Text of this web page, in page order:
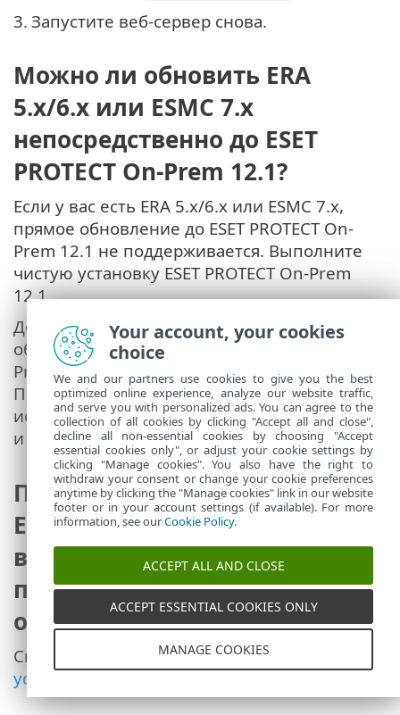
3. Запустите веб-сервер снова.
Можно ли обновить ERA
5.x/6.x или ESMC 7.x
непосредственно до ESET
PROTECT On-Prem 12.1?
Если у вас есть ERA 5.x/6.x или ESMC 7.x,
прямое обновление до ESET PROTECT On-
Prem 12.1 не поддерживается. Выполните
чистую установку ESET PROTECT On-Prem
12.1.
До ESET PROTECT On-Prem 12.1 можно
обновить решение ESET PROTECT On-
Prem 10.0 и его более поздние версии.
Прямое обновление с версий 8.x–9.x с
истекшим сроком службы не тестировалось
и не поддерживается.
При использовании решения
ESET PROTECT On-Prem
возникают проблемы или
появляются сообщения об
ошибках. Что мне делать?
См. раздел
Вопросы и ответы по
устранению неполадок.
Your account, your cookies
choice
We and our partners use cookies to give you the best
optimized online experience, analyze our website traffic,
and serve you with personalized ads. You can agree to the
collection of all cookies by clicking "Accept all and close",
decline all non-essential cookies by choosing "Accept
essential cookies only", or adjust your cookie settings by
clicking "Manage cookies". You also have the right to
withdraw your consent or change your cookie preferences
anytime by clicking the "Manage cookies" link in our website
footer or in your account settings (if available). For more
information, see ourCookie Policy.
ACCEPT ALL AND CLOSE
ACCEPT ESSENTIAL COOKIES ONLY
MANAGE COOKIES